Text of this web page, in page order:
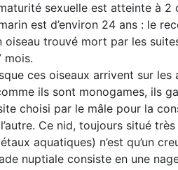
sexuelle est atteinte à 2
est d’environ 24 ans : le
oiseau trouvé mort par les
mois.
ces oiseaux arrivent sur
ils sont monogames, ils
choisi par le mâle pour la
Ce nid, toujours situé
aquatiques) n’est qu’un
nuptiale consiste en une